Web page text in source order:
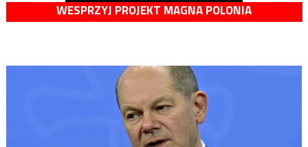
WESPRZYJ PROJEKT MAGNA POLONIA